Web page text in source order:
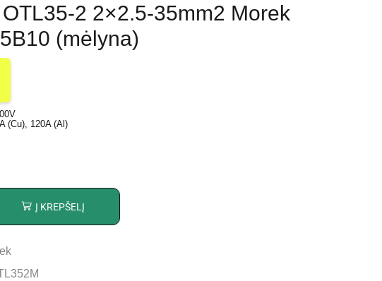
2 2×2.5-35mm2 Morek
(mėlyna)
(Cu), 120A (Al)
Į KREPŠELĮ